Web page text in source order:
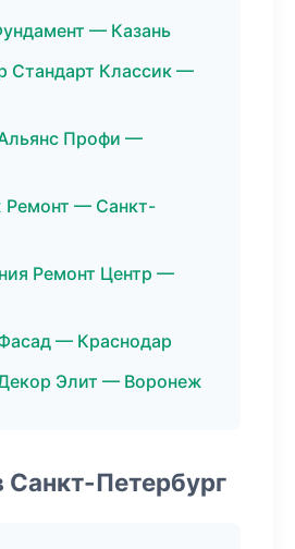
— Казань
Стандарт Классик —
Профи —
— Санкт-
Ремонт Центр —
— Краснодар
Элит — Воронеж
Санкт-Петербург